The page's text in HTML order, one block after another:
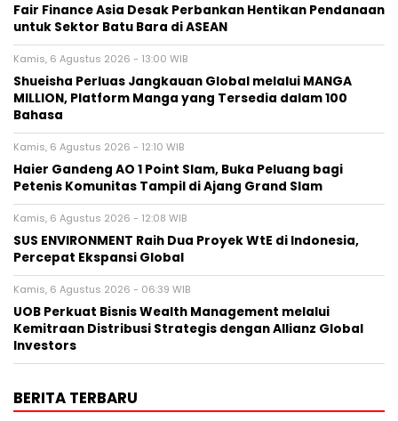
Fair Finance Asia Desak Perbankan Hentikan Pendanaan
untuk Sektor Batu Bara di ASEAN
Kamis, 6 Agustus 2026 - 13:00 WIB
Shueisha Perluas Jangkauan Global melalui MANGA
MILLION, Platform Manga yang Tersedia dalam 100
Bahasa
Kamis, 6 Agustus 2026 - 12:10 WIB
Haier Gandeng AO 1 Point Slam, Buka Peluang bagi
Petenis Komunitas Tampil di Ajang Grand Slam
Kamis, 6 Agustus 2026 - 12:08 WIB
SUS ENVIRONMENT Raih Dua Proyek WtE di Indonesia,
Percepat Ekspansi Global
Kamis, 6 Agustus 2026 - 06:39 WIB
UOB Perkuat Bisnis Wealth Management melalui
Kemitraan Distribusi Strategis dengan Allianz Global
Investors
BERITA TERBARU